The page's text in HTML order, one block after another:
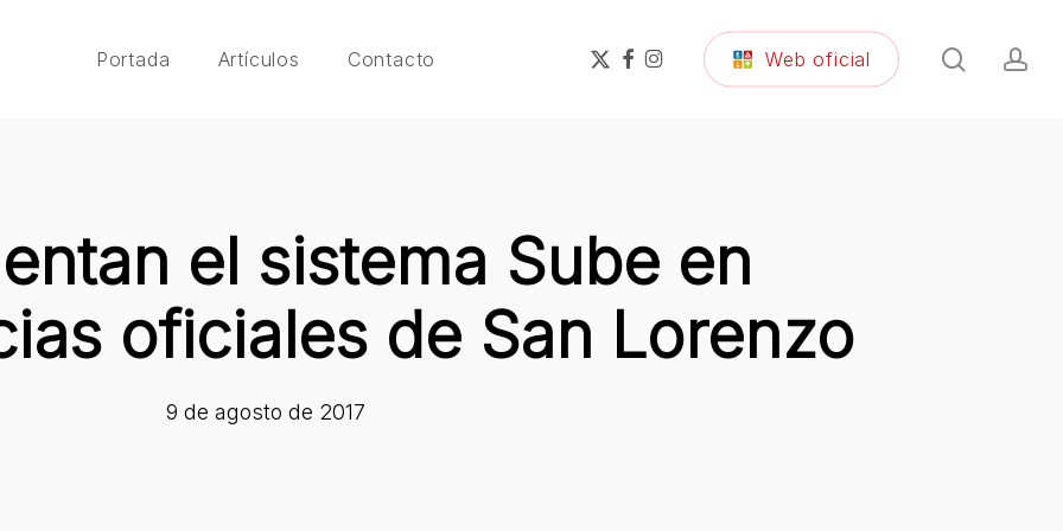
Portada Artículos Contacto
x-
twitter
facebook
instagram Web oficial search
el sistema Sube en
oficiales de San Lorenzo
9 de agosto de 2017